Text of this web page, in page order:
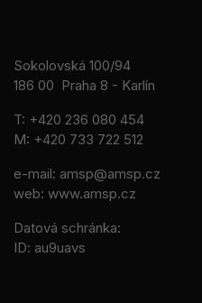
Sokolovská 100/94
186 00 Praha 8 - Karlín
T: +420 236 080 454
M: +420 733 722 512
e-mail: amsp@amsp.cz
web: www.amsp.cz
Datová schránka:
ID: au9uavs